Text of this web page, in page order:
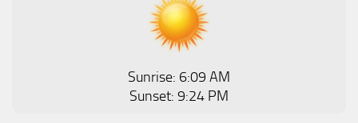
Sunrise: 6:09 AM
Sunset: 9:24 PM